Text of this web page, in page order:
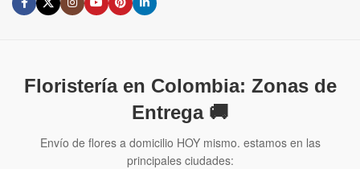
Floristería en Colombia: Zonas de
Entrega 🚚
Envío de flores a domicilio HOY mismo. estamos en las
principales ciudades: